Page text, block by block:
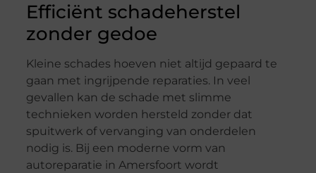
Efficiënt schadeherstel
zonder gedoe
Kleine schades hoeven niet altijd gepaard te
gaan met ingrijpende reparaties. In veel
gevallen kan de schade met slimme
technieken worden hersteld zonder dat
spuitwerk of vervanging van onderdelen
nodig is. Bij een moderne vorm van
autoreparatie in Amersfoort wordt